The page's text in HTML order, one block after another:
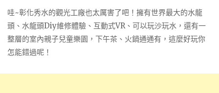
哇~彰化秀水的觀光工廠也太厲害了吧！擁有世界最大的水龍
頭、水龍頭Diy維修體驗、互動式VR、可以玩沙玩水，還有一
整層的室內親子兒童樂園，下午茶、火鍋通通有，這麼好玩你
怎能錯過呢！